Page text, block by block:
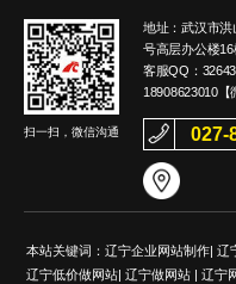
辽宁机械制造有限公
12
2020-11
查看详细
查看详细
查看详细
扫一扫，微信沟通
地址：武汉市洪
号高层办公楼16
客服QQ：
18908623010【
027-
本站关键词： 辽宁企业网站制作 辽
辽宁低价做网站| 辽宁做网站| 辽宁